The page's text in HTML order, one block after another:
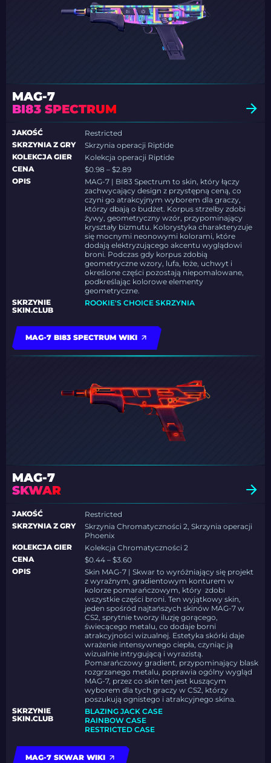
MAG-7
BI83 SPECTRUM
JAKOŚĆ
Restricted
SKRZYNIA Z GRY
Skrzynia operacji Riptide
KOLEKCJA GIER
Kolekcja operacji Riptide
CENA
$0.98 – $2.89
OPIS
MAG-7 | BI83 Spectrum to skin, który łączy
zachwycający design z przystępną ceną, co
czyni go atrakcyjnym wyborem dla graczy,
którzy dbają o budżet. Korpus strzelby zdobi
żywy, geometryczny wzór, przypominający
kryształy bizmutu. Kolorystyka charakteryzuje
się mocnymi neonowymi kolorami, które
dodają elektryzującego akcentu wyglądowi
broni. Podczas gdy korpus zdobią
geometryczne wzory, lufa, łoże, uchwyt i
określone części pozostają niepomalowane,
podkreślając kolorowe elementy
geometryczne.
SKRZYNIE
SKIN.CLUB
ROOKIE'S CHOICE SKRZYNIA
MAG-7 BI83 SPECTRUM WIKI
MAG-7
SKWAR
JAKOŚĆ
Restricted
SKRZYNIA Z GRY
Skrzynia Chromatyczności 2, Skrzynia operacji
Phoenix
KOLEKCJA GIER
Kolekcja Chromatyczności 2
CENA
$0.44 – $3.60
OPIS
Skin MAG-7 | Skwar to wyróżniający się projekt
z wyraźnym, gradientowym konturem w
kolorze pomarańczowym, który zdobi
wszystkie części broni. Ten wyjątkowy skin,
jeden spośród najtańszych skinów MAG-7 w
CS2, sprytnie tworzy iluzję gorącego,
świecącego metalu, co dodaje borni
atrakcyjności wizualnej. Estetyka skórki daje
wrażenie intensywnego ciepła, czyniąc ją
wizualnie intrygującą i wyrazistą.
Pomarańczowy gradient, przypominający blask
rozgrzanego metalu, poprawia ogólny wygląd
MAG-7, przez co skin ten jest kuszącym
wyborem dla tych graczy w CS2, którzy
poszukują ognistego i atrakcyjnego skina.
SKRZYNIE
SKIN.CLUB
BLAZING JACK CASE
RAINBOW CASE
RESTRICTED CASE
MAG-7 SKWAR WIKI